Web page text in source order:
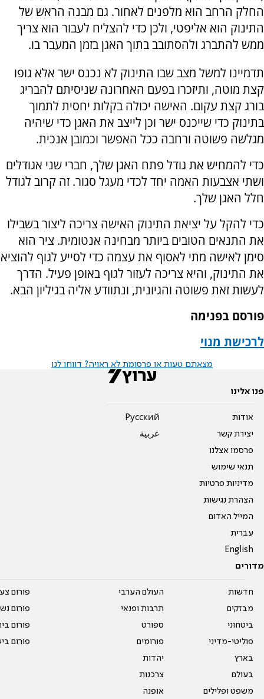
החלק הרחב הוא מלפנים לאחור. גם מבנה הראש של
התינוק הוא אליפטי, ולכן כדי להצליח לעבור הוא צריך
ממש להתברג ולהסתובב בתוך האגן בזמן המעבר בו.
תדמיינו למשל מצב שבו התינוק לא נכנס ישר אלא גופו
קצת מוטה, ותיזכרו בפעם האחרונה שניסיתם להבריג
בורג קצת עקום. האישה יכולה בקלות יחסית לתמוך
בתינוק כדי שייכנס ישר וכן לייצב את האגן כדי שיהיה
מגלשה פשוטה ורחבה ככל האפשר וכמובן אנכית.
כדי להמחיש את גודל פתח האגן שלך, חברי שני אגודלים
ושתי אצבעות האמה יחד לכדי מעגל סגור. זה קרוב לגודל
חלל האגן שלך.
כדי להקל על יציאת התינוק האישה צריכה ליצור בשבילו
את התנאים הטובים ביותר מבחינה אנטומית. ציר הוא
סימן לאישה מתי לאסוף את עצמה כדי לסייע לגוף להוציא
את התינוק, והיא צריכה לעזור לגוף באופן פעיל. הדרך
לעשות זאת פשוטה והגיונית, ונתוודע אליה בגיליון הבא.
פורסם בפנימה
לרכישת מנוי
מצאתם טעות או פרסומת לא ראויה? דווחו לנו
פנו אלינו
אודות
יצירת קשר
פרסמו אצלנו
תנאי שימוש
מדיניות פרטיות
הצהרת נגישות
המייל האדום
עברית
English
Pусский
عربية
מדורים
חדשות
מבזקים
ביטחוני
פוליטי-מדיני
בארץ
בעולם
משפט ופלילים
העולם הערבי
תרבות ופנאי
ספורט
פורומים
יהדות
צרכנות
אופנה
פורום
פורום
פורום
פורום